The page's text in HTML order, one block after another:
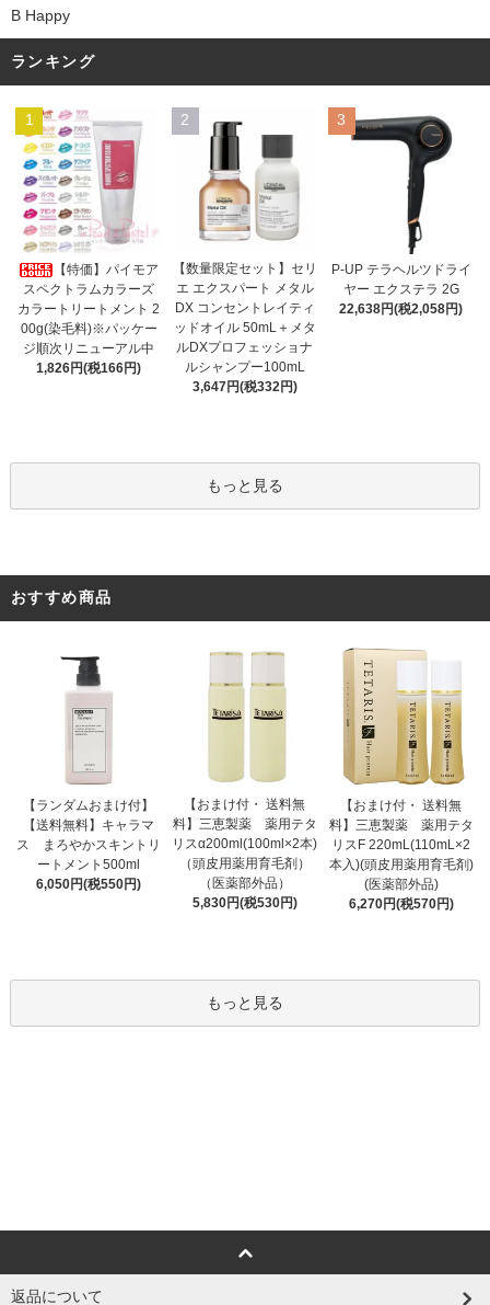
B Happy
ランキング
1
【特価】パイモア
スペクトラムカラーズ
カラートリートメント 2
00g(染毛料)※パッケー
ジ順次リニューアル中
1,826円(税166円)
2
【数量限定セット】セリ
エ エクスパート メタル
DX コンセントレイティ
ッドオイル 50mL＋メタ
ルDXプロフェッショナ
ルシャンプー100mL
3,647円(税332円)
3
P-UP テラヘルツドライ
ヤー エクステラ 2G
22,638円(税2,058円)
もっと見る
おすすめ商品
【ランダムおまけ付】
【送料無料】キャラマ
ス まろやかスキントリ
ートメント500ml
6,050円(税550円)
【おまけ付・ 送料無
料】三恵製薬 薬用テタ
リスα200ml(100ml×2本)
（頭皮用薬用育毛剤）
（医薬部外品）
5,830円(税530円)
【おまけ付・ 送料無
料】三恵製薬 薬用テタ
リスF 220mL(110mL×2
本入)(頭皮用薬用育毛剤)
(医薬部外品)
6,270円(税570円)
もっと見る
返品について